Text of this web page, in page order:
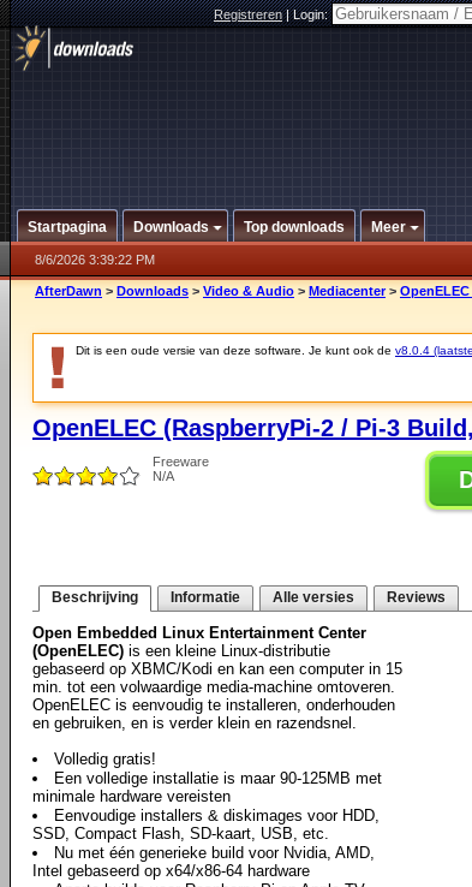
Registreren|Login:
Startpagina Downloads Top downloads Meer
8/6/2026 3:39:22 PM
AfterDawn > Downloads > Video & Audio > Mediacenter >
Dit is een oude versie van deze software. Je kunt ook de v8.0.4
OpenELEC (RaspberryPi-2 / Pi-3
Freeware
N/A
Beschrijving Informatie Alle versies Reviews
Open Embedded Linux Entertainment Center
(OpenELEC) is een kleine Linux-distributie
gebaseerd op XBMC/Kodi en kan een computer in 15
min. tot een volwaardige media-machine omtoveren.
OpenELEC is eenvoudig te installeren, onderhouden
en gebruiken, en is verder klein en razendsnel.
Volledig gratis!
Een volledige installatie is maar 90-125MB met
minimale hardware vereisten
Eenvoudige installers & diskimages voor HDD,
SSD, Compact Flash, SD-kaart, USB, etc.
Nu met één generieke build voor Nvidia, AMD,
Intel gebaseerd op x64/x86-64 hardware